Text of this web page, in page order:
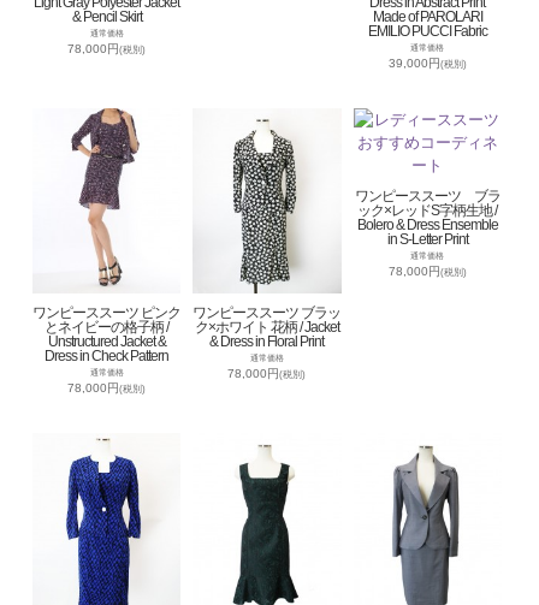
& Pencil Skirt
通常価格
78,000円(税別)
Made of PAROLARI
EMILIO PUCCI Fabric
通常価格
39,000円(税別)
ワンピーススーツ ピンク
とネイビーの格子柄 /
Unstructured Jacket &
Dress in Check Pattern
通常価格
78,000円(税別)
ワンピーススーツ ブラッ
ク×ホワイト 花柄 / Jacket
& Dress in Floral Print
通常価格
78,000円(税別)
ワンピーススーツ ブラ
ック×レッドS字柄生地 /
Bolero & Dress Ensemble
in S-Letter Print
通常価格
78,000円(税別)